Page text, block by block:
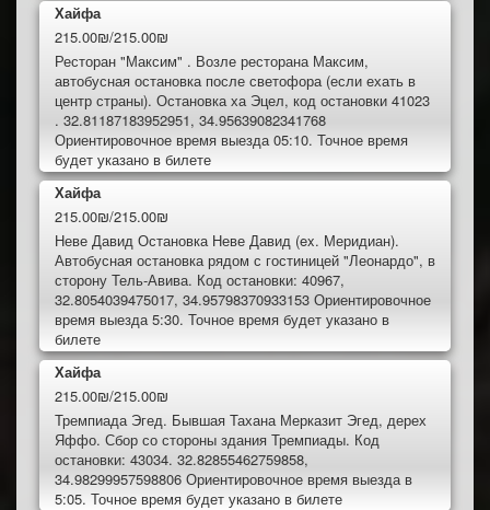
Хайфа
215.00₪/215.00₪
Ресторан "Максим" . Возле ресторана Максим,
автобусная остановка после светофора (если ехать в
центр страны). Остановка ха Эцел, код остановки 41023
. 32.81187183952951, 34.95639082341768
Ориентировочное время выезда 05:10. Точное время
будет указано в билете
Хайфа
215.00₪/215.00₪
Неве Давид Остановка Неве Давид (ex. Меридиан).
Автобусная остановка рядом с гостиницей "Леонардо", в
сторону Тель-Авива. Код остановки: 40967,
32.8054039475017, 34.95798370933153 Ориентировочное
время выезда 5:30. Точное время будет указано в
билете
Хайфа
215.00₪/215.00₪
Тремпиада Эгед. Бывшая Тахана Мерказит Эгед, дерех
Яффо. Сбор со стороны здания Тремпиады. Код
остановки: 43034. 32.82855462759858,
34.98299957598806 Ориентировочное время выезда в
5:05. Точное время будет указано в билете